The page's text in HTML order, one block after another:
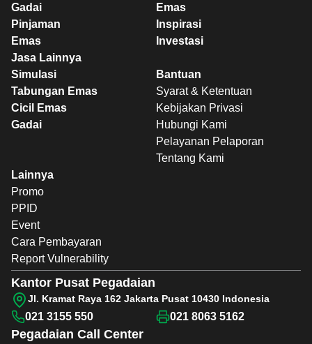
Gadai
Pinjaman
Emas
Jasa Lainnya
Emas
Inspirasi
Investasi
Simulasi
Tabungan Emas
Cicil Emas
Gadai
Bantuan
Syarat & Ketentuan
Kebijakan Privasi
Hubungi Kami
Pelayanan Pelaporan
Tentang Kami
Lainnya
Promo
PPID
Event
Cara Pembayaran
Report Vulnerability
Pegadaian Call Center
Kantor Pusat Pegadaian
Jl. Kramat Raya 162 Jakarta Pusat 10430 Indonesia
021 3155 550 021 8063 5162